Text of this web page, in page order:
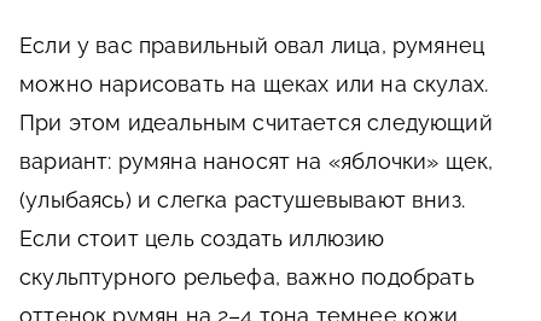
Если у вас правильный овал лица, румянец
можно нарисовать на щеках или на скулах.
При этом идеальным считается следующий
вариант: румяна наносят на «яблочки» щек,
(улыбаясь) и слегка растушевывают вниз.
Если стоит цель создать иллюзию
скульптурного рельефа, важно подобрать
оттенок румян на 2–4 тона темнее кожи.